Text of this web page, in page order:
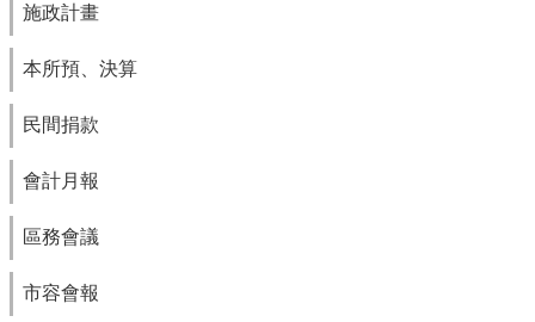
施政計畫
本所預、決算
民間捐款
會計月報
區務會議
市容會報